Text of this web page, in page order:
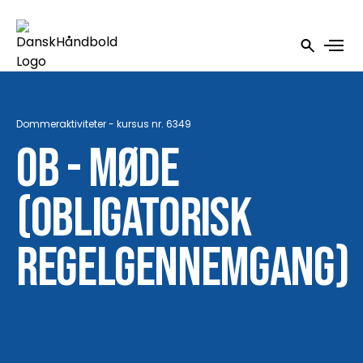
Dommeraktiviteter - kursus nr. 6349
OB - møde
(Obligatorisk
regelgennemgang)